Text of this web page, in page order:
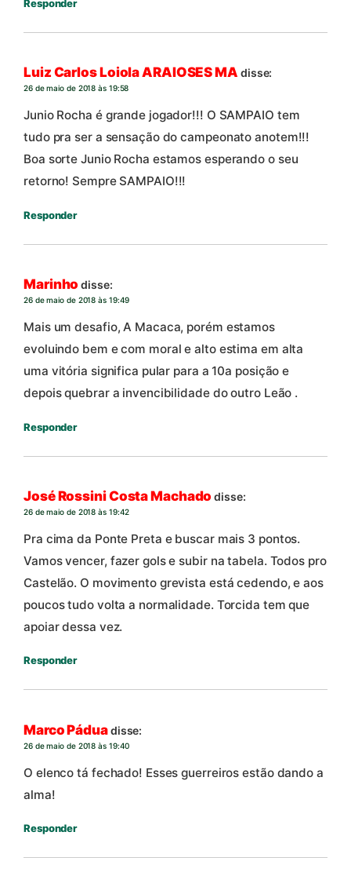
Responder
Luiz Carlos Loiola ARAIOSES MA disse:
26 de maio de 2018 às 19:58
Junio Rocha é grande jogador!!! O SAMPAIO tem
tudo pra ser a sensação do campeonato anotem!!!
Boa sorte Junio Rocha estamos esperando o seu
retorno! Sempre SAMPAIO!!!
Responder
Marinho disse:
26 de maio de 2018 às 19:49
Mais um desafio, A Macaca, porém estamos
evoluindo bem e com moral e alto estima em alta
uma vitória significa pular para a 10a posição e
depois quebrar a invencibilidade do outro Leão .
Responder
José Rossini Costa Machado disse:
26 de maio de 2018 às 19:42
Pra cima da Ponte Preta e buscar mais 3 pontos.
Vamos vencer, fazer gols e subir na tabela. Todos pro
Castelão. O movimento grevista está cedendo, e aos
poucos tudo volta a normalidade. Torcida tem que
apoiar dessa vez.
Responder
Marco Páduadisse:
26 de maio de 2018 às 19:40
O elenco tá fechado! Esses guerreiros estão dando a
alma!
Responder